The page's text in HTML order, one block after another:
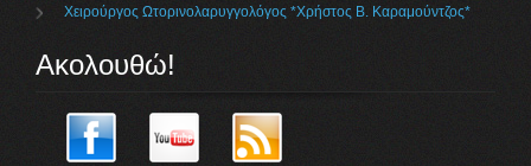
Χειρούργος Ωτορινολαρυγγολόγος *Χρήστος Β. Καραμούντζος*
Ακολουθώ!